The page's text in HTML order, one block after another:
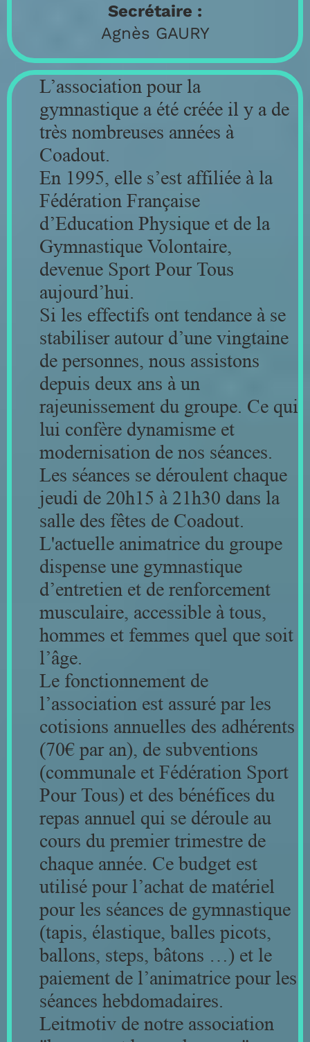
Secrétaire :
Agnès GAURY
L’association pour la
gymnastique a été créée il y a de
très nombreuses années à
Coadout.
En 1995, elle s’est affiliée à la
Fédération Française
d’Education Physique et de la
Gymnastique Volontaire,
devenue Sport Pour Tous
aujourd’hui.
Si les effectifs ont tendance à se
stabiliser autour d’une vingtaine
de personnes, nous assistons
depuis deux ans à un
rajeunissement du groupe. Ce qui
lui confère dynamisme et
modernisation de nos séances.
Les séances se déroulent chaque
jeudi de 20h15 à 21h30 dans la
salle des fêtes de Coadout.
L'actuelle animatrice du groupe
dispense une gymnastique
d’entretien et de renforcement
musculaire, accessible à tous,
hommes et femmes quel que soit
l’âge.
Le fonctionnement de
l’association est assuré par les
cotisions annuelles des adhérents
(70€ par an), de subventions
(communale et Fédération Sport
Pour Tous) et des bénéfices du
repas annuel qui se déroule au
cours du premier trimestre de
chaque année. Ce budget est
utilisé pour l’achat de matériel
pour les séances de gymnastique
(tapis, élastique, balles picots,
ballons, steps, bâtons …) et le
paiement de l’animatrice pour les
séances hebdomadaires.
Leitmotiv de notre association